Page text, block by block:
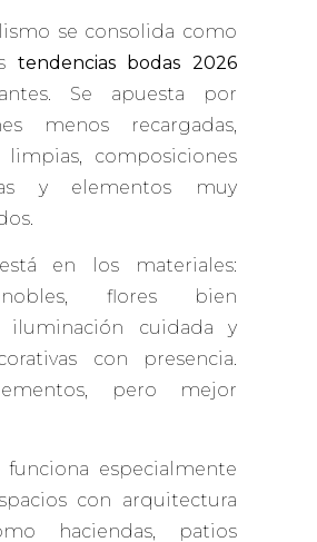
se consolida como
tendencias bodas 2026
Se apuesta por
menos recargadas,
limpias, composiciones
y elementos muy
en los materiales:
flores bien
iluminación cuidada y
con presencia.
pero mejor
funciona especialmente
con arquitectura
haciendas, patios